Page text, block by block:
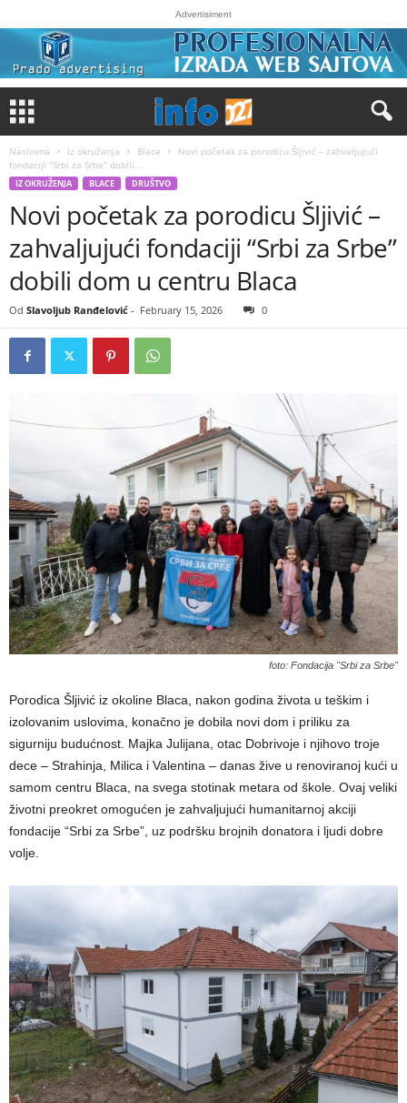
Advertisiment
Naslovna Iz okruženja Blace
Novi početak za porodicu Šljivić – zahvaljujući
fondaciji “Srbi za Srbe” dobili...
IZ OKRUŽENJA BLACE DRUŠTVO
Novi početak za porodicu Šljivić –
zahvaljujući fondaciji “Srbi za Srbe”
dobili dom u centru Blaca
Od Slavoljub Ranđelović - February 15, 2026 0
foto: Fondacija "Srbi za Srbe"
Porodica Šljivić iz okoline Blaca, nakon godina života u teškim i
izolovanim uslovima, konačno je dobila novi dom i priliku za
sigurniju budućnost. Majka Julijana, otac Dobrivoje i njihovo troje
dece – Strahinja, Milica i Valentina – danas žive u renoviranoj kući u
samom centru Blaca, na svega stotinak metara od škole. Ovaj veliki
životni preokret omogućen je zahvaljujući humanitarnoj akciji
fondacije “Srbi za Srbe”, uz podršku brojnih donatora i ljudi dobre
volje.